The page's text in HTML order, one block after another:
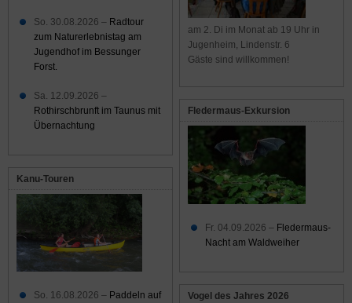
am 2. Di im Monat ab 19 Uhr in
Jugenheim, Lindenstr. 6
Gäste sind willkommen!
Fledermaus-Exkursion
Fr. 04.09.2026 – Fledermaus-
Nacht am Waldweiher
Vogel des Jahres 2026
So. 30.08.2026 – Radtour
zum Naturerlebnistag am
Jugendhof im Bessunger
Forst.
Sa. 12.09.2026 –
Rothirschbrunft im Taunus mit
Übernachtung
Kanu-Touren
So. 16.08.2026 – Paddeln auf